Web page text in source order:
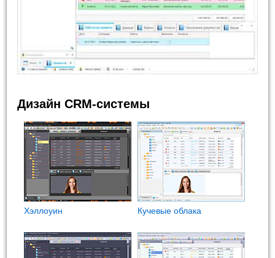
Дизайн CRM-системы
Хэллоуин Кучевые облака